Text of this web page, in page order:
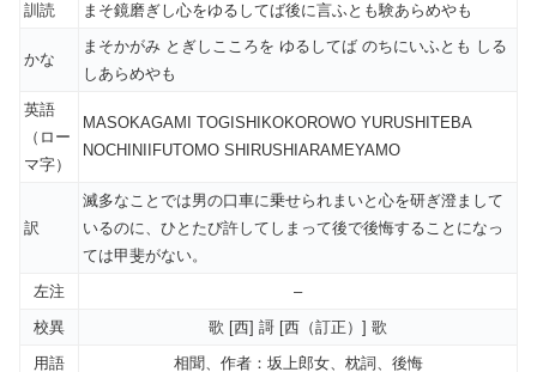
訓読
まそ鏡磨ぎし心をゆるしてば後に言ふとも験あらめやも
かな
まそかがみ とぎしこころを ゆるしてば のちにいふとも しる
しあらめやも
英語
（ロー
マ字）
MASOKAGAMI TOGISHIKOKOROWO YURUSHITEBA
NOCHINIIFUTOMO SHIRUSHIARAMEYAMO
訳
滅多なことでは男の口車に乗せられまいと心を研ぎ澄まして
いるのに、ひとたび許してしまって後で後悔することになっ
ては甲斐がない。
左注
–
校異
歌 [西] 謌 [西（訂正）] 歌
用語
相聞、作者：坂上郎女、枕詞、後悔